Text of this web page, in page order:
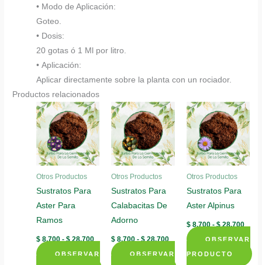
• Modo de Aplicación:
Goteo.
• Dosis:
20 gotas ó 1 Ml por litro.
• Aplicación:
Aplicar directamente sobre la planta con un rociador.
Productos relacionados
Otros Productos
Sustratos Para
Aster Para
Ramos
$ 8.700 - $28.700 Rango
precios:
OBSERVAR
Otros Productos
Sustratos Para
Calabacitas De
Adorno
$ 8.700 - $28.700 Rango
precios:
OBSERVAR
Otros Productos
Sustratos Para
Aster Alpinus
$8.700 - $28.700
$
OBSERVAR
PRODUCTO